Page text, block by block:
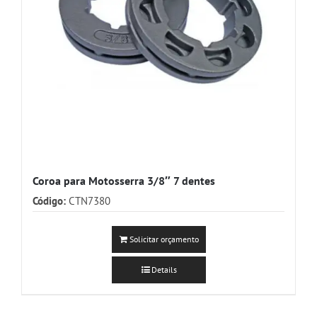
Coroa para Motosserra 3/8″ 7 dentes
Código: CTN7380
Solicitar orçamento
Details